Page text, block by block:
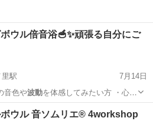
ウル倍音浴🥣✨頑張る自分にご
駅
7月14日
音色や波動を体感してみたい方 ​・心と
地域/お祭り
ウル 音ソムリエ® 4workshop